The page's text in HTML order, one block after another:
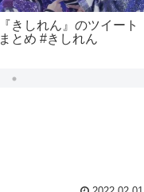
『きしれん』のツイート
まとめ #きしれん